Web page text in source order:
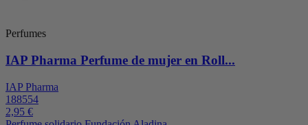
Perfumes
IAP Pharma Perfume de mujer en Roll...
IAP Pharma
188554
2,95 €